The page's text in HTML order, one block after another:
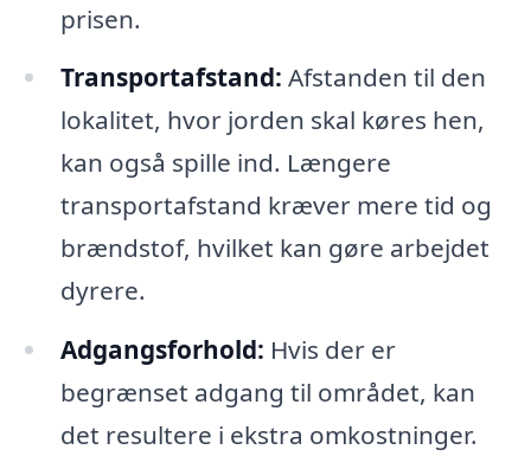
prisen.
Transportafstand: Afstanden til den
lokalitet, hvor jorden skal køres hen,
kan også spille ind. Længere
transportafstand kræver mere tid og
brændstof, hvilket kan gøre arbejdet
dyrere.
Adgangsforhold: Hvis der er
begrænset adgang til området, kan
det resultere i ekstra omkostninger.